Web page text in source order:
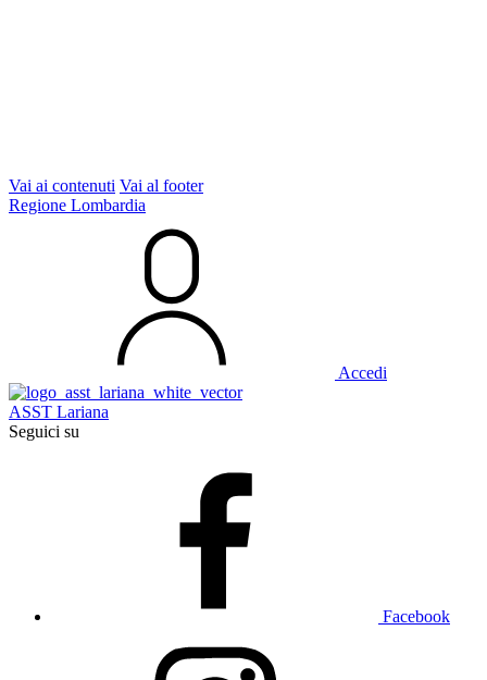
Vai ai contenuti Vai al footer
Regione Lombardia
Accedi
ASST Lariana
Seguici su
Facebook